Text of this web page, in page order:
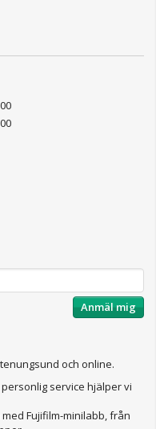
Anmäl mig
och online.
service hjälper vi
Fujifilm-minilabb, från